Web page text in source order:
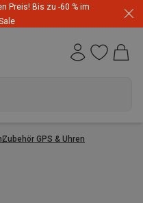
Preis! Bis zu -60 % im
Zubehör GPS & Uhren